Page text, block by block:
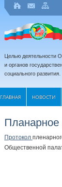
Целью деятельности
и органов
социального развития.
ГЛАВНАЯ НОВОСТИ
Планарное
Протокол
Общественной